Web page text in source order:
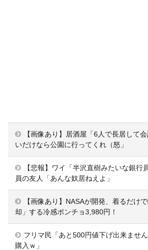
【画像あり】居酒屋「6人で長居して
いだけなら公園に行ってくれ（怒」
【悲報】ワイ「半沢直樹みたいな銀行
員の友人「あんな奴居ねえよ」
【画像あり】NASAが開発、着るだけ
却」する冷感ポンチョ3,980円！
フリマ民「あと500円値下げ出来ませ
購入ｗ」